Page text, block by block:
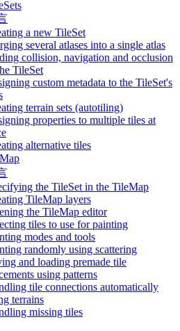
a new TileSet
several atlases into a single atlas
collision, navigation and occlusion
TileSet
custom metadata to the TileSet's
terrain sets (autotiling)
properties to multiple tiles at
alternative tiles
the TileSet in the TileMap
TileMap layers
the TileMap editor
tiles to use for painting
modes and tools
randomly using scattering
and loading premade tile
using patterns
tile connections automatically
terrains
missing tiles